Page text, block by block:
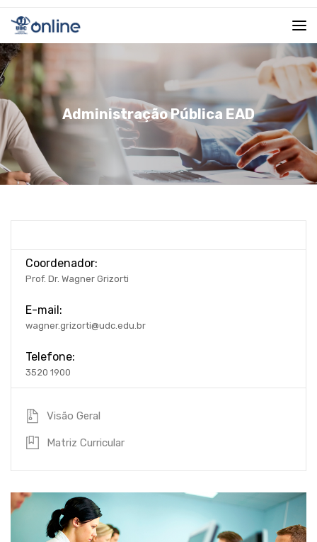
Administração Pública EAD
Coordenador:
Prof. Dr. Wagner Grizorti
E-mail:
wagner.grizorti@udc.edu.br
Telefone:
3520 1900
Visão Geral
Matriz Curricular